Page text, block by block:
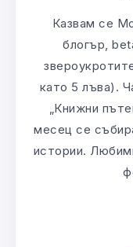
Казвам се
блогър,
като 5 лъва).
„Книжни
месец се
истории.